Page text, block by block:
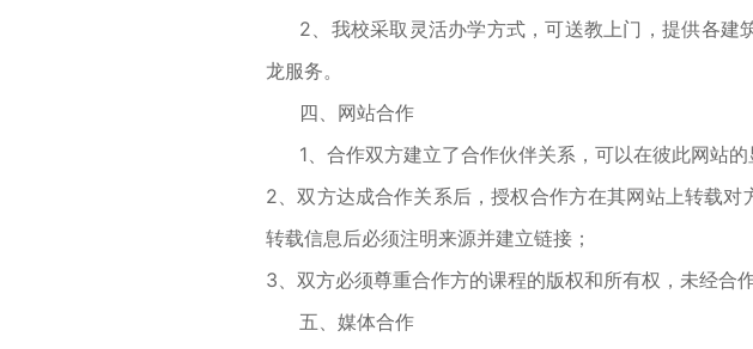
2、我校采取灵活办学方式，可送教上门，提供各
龙服务。
四、网站合作
1、合作双方建立了合作伙伴关系，可以在彼此网站
2、双方达成合作关系后，授权合作方在其网站上转载
转载信息后必须注明来源并建立链接；
3、双方必须尊重合作方的课程的版权和所有权，未经合
五、媒体合作